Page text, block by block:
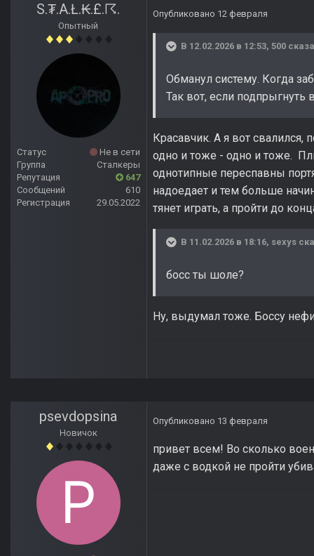
S.₮.A.Ł.₭.£.☈.
Опытный
Статус
Не в сети
Группа
Сталкеры
Репутация
647
Сообщений
610
Регистрация
29.05.2022
Опубликовано 12 февраля
В 12.02.2026 в 12:53, 500
Обманул систему. Когда
Так вот, если подпрыгнуть
Красавчик. А я вот свалился,
одно и тоже - одно и тоже.
однотипные переспавны
надоедает и тем больше
тянет играть, а пройти до
В 11.02.2026 в 18:16, sexys
босс ты шоле?
Ну, выдумал тоже. Боссу
psevdopsina
Новичок
Опубликовано 13 февраля
привет всем! Во сколько
даже с водкой не пройти